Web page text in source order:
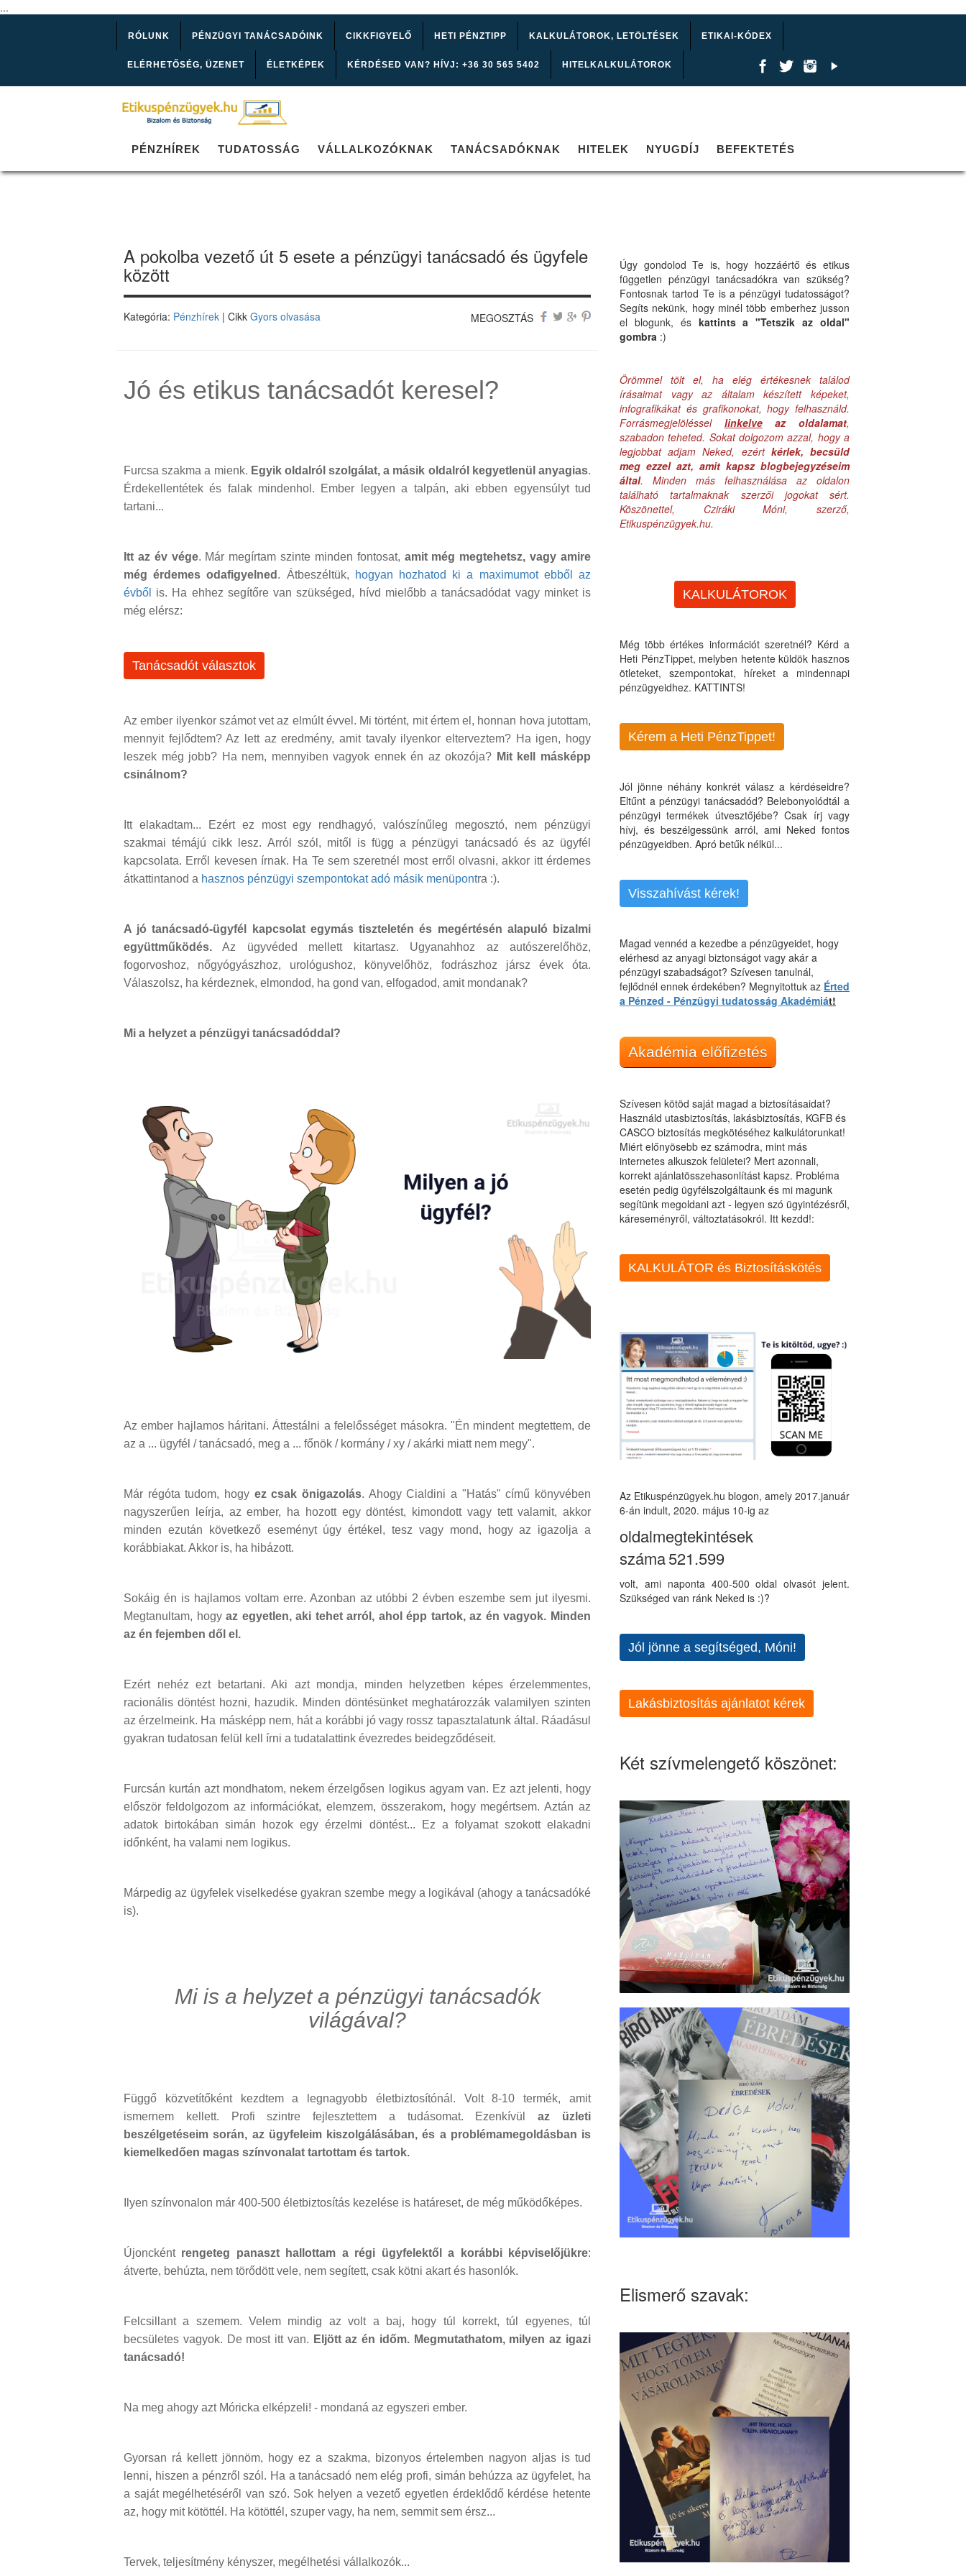
...
RÓLUNK PÉNZÜGYI TANÁCSADÓINK CIKKFIGYELŐ HETI PÉNZTIPP KALKULÁTOROK, LETÖLTÉSEK ETIKAI-KÓDEX
ELÉRHETŐSÉG, ÜZENET ÉLETKÉPEK KÉRDÉSED VAN? HÍVJ: +36 30 565 5402 HITELKALKULÁTOROK
PÉNZHÍREK TUDATOSSÁG VÁLLALKOZÓKNAK TANÁCSADÓKNAK HITELEK NYUGDÍJ BEFEKTETÉS
A pokolba vezető út 5 esete a pénzügyi tanácsadó és ügyfele
között
Kategória: Pénzhírek | Cikk Gyors olvasása MEGOSZTÁS
Jó és etikus tanácsadót keresel?
Furcsa szakma a mienk. Egyik oldalról szolgálat, a másik oldalról kegyetlenül anyagias.
Érdekellentétek és falak mindenhol. Ember legyen a talpán, aki ebben egyensúlyt tud
tartani...
Itt az év vége. Már megírtam szinte minden fontosat, amit még megtehetsz, vagy amire
még érdemes odafigyelned . Átbeszéltük,
hogyan hozhatod ki a maximumot ebből az
évből
is. Ha ehhez segítőre van szükséged, hívd mielőbb a tanácsadódat vagy minket is
még elérsz:
Tanácsadót választok
Az ember ilyenkor számot vet az elmúlt évvel. Mi történt, mit értem el, honnan hova jutottam,
mennyit fejlődtem? Az lett az eredmény, amit tavaly ilyenkor elterveztem? Ha igen, hogy
leszek még jobb? Ha nem, mennyiben vagyok ennek én az okozója? Mit kell másképp
csinálnom?
Itt elakadtam... Ezért ez most egy rendhagyó, valószínűleg megosztó, nem pénzügyi
szakmai témájú cikk lesz. Arról szól, mitől is függ a pénzügyi tanácsadó és az ügyfél
kapcsolata. Erről kevesen írnak. Ha Te sem szeretnél most erről olvasni, akkor itt érdemes
átkattintanod a hasznos pénzügyi szempontokat adó másik menüpontra :).
A jó tanácsadó-ügyfél kapcsolat egymás tiszteletén és megértésén alapuló bizalmi
együttműködés. Az ügyvéded mellett kitartasz. Ugyanahhoz az autószerelőhöz,
fogorvoshoz, nőgyógyászhoz, urológushoz, könyvelőhöz, fodrászhoz jársz évek óta.
Válaszolsz, ha kérdeznek, elmondod, ha gond van, elfogadod, amit mondanak?
Mi a helyzet a pénzügyi tanácsadóddal?
Az ember hajlamos háritani. Áttestálni a felelősséget másokra. "Én mindent megtettem, de
az a ... ügyfél / tanácsadó, meg a ... főnök / kormány / xy / akárki miatt nem megy".
Már régóta tudom, hogy ez csak önigazolás. Ahogy Cialdini a "Hatás" című könyvében
nagyszerűen leírja, az ember, ha hozott egy döntést, kimondott vagy tett valamit, akkor
minden ezután következő eseményt úgy értékel, tesz vagy mond, hogy az igazolja a
korábbiakat. Akkor is, ha hibázott.
Sokáig én is hajlamos voltam erre. Azonban az utóbbi 2 évben eszembe sem jut ilyesmi.
Megtanultam, hogyaz egyetlen, aki tehet arról, ahol épp tartok, az én vagyok. Minden
az én fejemben dől el.
Ezért nehéz ezt betartani. Aki azt mondja, minden helyzetben képes érzelemmentes,
racionális döntést hozni, hazudik. Minden döntésünket meghatározzák valamilyen szinten
az érzelmeink. Ha másképp nem, hát a korábbi jó vagy rossz tapasztalatunk által. Ráadásul
gyakran tudatosan felül kell írni a tudatalattink évezredes beidegződéseit.
Furcsán kurtán azt mondhatom, nekem érzelgősen logikus agyam van. Ez azt jelenti, hogy
először feldolgozom az információkat, elemzem, összerakom, hogy megértsem. Aztán az
adatok birtokában simán hozok egy érzelmi döntést... Ez a folyamat szokott elakadni
időnként, ha valami nem logikus.
Márpedig az ügyfelek viselkedése gyakran szembe megy a logikával (ahogy a tanácsadóké
is).
Mi is a helyzet a pénzügyi tanácsadók
világával?
Függő közvetítőként kezdtem a legnagyobb életbiztosítónál. Volt 8-10 termék, amit
ismernem kellett. Profi szintre fejlesztettem a tudásomat. Ezenkívülaz üzleti
beszélgetéseim során, az ügyfeleim kiszolgálásában, és a problémamegoldásban is
kiemelkedően magas színvonalat tartottam és tartok.
Ilyen színvonalon már 400-500 életbiztosítás kezelése is határeset, de még működőképes.
Újoncként rengeteg panaszt hallottam a régi ügyfelektől a korábbi képviselőjükre:
átverte, behúzta, nem törődött vele, nem segített, csak kötni akart és hasonlók.
Felcsillant a szemem. Velem mindig az volt a baj, hogy túl korrekt, túl egyenes, túl
becsületes vagyok. De most itt van. Eljött az én időm. Megmutathatom, milyen az igazi
tanácsadó!
Na meg ahogy azt Móricka elképzeli! - mondaná az egyszeri ember.
Gyorsan rá kellett jönnöm, hogy ez a szakma, bizonyos értelemben nagyon aljas is tud
lenni, hiszen a pénzről szól. Ha a tanácsadó nem elég profi, simán behúzza az ügyfelet, ha
a saját megélhetéséről van szó. Sok helyen a vezető egyetlen érdeklődő kérdése hetente
az, hogy mit kötöttél. Ha kötöttél, szuper vagy, ha nem, semmit sem érsz...
Tervek, teljesítmény kényszer, megélhetési vállalkozók...
Úgy gondolod Te is, hogy hozzáértő és etikus
független pénzügyi tanácsadókra van szükség?
Fontosnak tartod Te is a pénzügyi tudatosságot?
Segíts nekünk, hogy minél több emberhez jusson
el blogunk, és kattints a "Tetszik az oldal"
gombra :)
Örömmel tölt el, ha elég értékesnek találod
írásaimat vagy az általam készített képeket,
infografikákat és grafikonokat, hogy felhasználd.
Forrásmegjelöléssel linkelveaz oldalamat,
szabadon teheted. Sokat dolgozom azzal, hogy a
legjobbat adjam Neked, ezért kérlek, becsüld
meg ezzel azt, amit kapsz blogbejegyzéseim
által. Minden más felhasználása az oldalon
található tartalmaknak szerzői jogokat sért.
Köszönettel, Cziráki Móni, szerző,
Etikuspénzügyek.hu.
KALKULÁTOROK
Még több értékes információt szeretnél? Kérd a
Heti PénzTippet, melyben hetente küldök hasznos
ötleteket, szempontokat, híreket a mindennapi
pénzügyeidhez. KATTINTS!
Kérem a Heti PénzTippet!
Jól jönne néhány konkrét válasz a kérdéseidre?
Eltűnt a pénzügyi tanácsadód? Belebonyolódtál a
pénzügyi termékek útvesztőjébe? Csak írj vagy
hívj, és beszélgessünk arról, ami Neked fontos
pénzügyeidben. Apró betűk nélkül...
Visszahívást kérek!
Magad vennéd a kezedbe a pénzügyeidet, hogy
elérhesd az anyagi biztonságot vagy akár a
pénzügyi szabadságot? Szívesen tanulnál,
fejlődnél ennek érdekében? Megnyitottuk az Érted
a Pénzed - Pénzügyi tudatosság Akadémiát!
Akadémia előfizetés
Szívesen kötöd saját magad a biztosításaidat?
Használd utasbiztosítás, lakásbiztosítás, KGFB és
CASCO biztosítás megkötéséhez kalkulátorunkat!
Miért előnyösebb ez számodra, mint más
internetes alkuszok felületei? Mert azonnali,
korrekt ajánlatösszehasonlítást kapsz. Probléma
esetén pedig ügyfélszolgáltaunk és mi magunk
segítünk megoldani azt - legyen szó ügyintézésről,
káreseményről, változtatásokról. Itt kezdd!:
KALKULÁTOR és Biztosításkötés
Az Etikuspénzügyek.hu blogon, amely 2017.január
6-án indult, 2020. május 10-ig az
oldalmegtekintések
száma521.599
volt, ami naponta 400-500 oldal olvasót jelent.
Szükséged van ránk Neked is :)?
Jól jönne a segítséged, Móni!
Lakásbiztosítás ajánlatot kérek
Két szívmelengető köszönet:
Elismerő szavak: